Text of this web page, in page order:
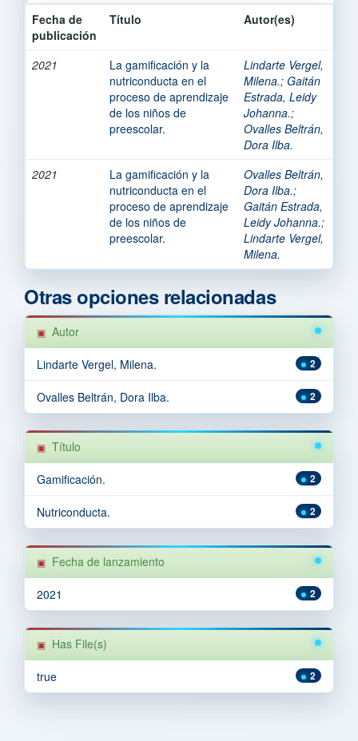
Fecha de
publicación
Título Autor(es)
2021
La gamificación y la
nutriconducta en el
proceso de aprendizaje
de los niños de
preescolar.
Lindarte Vergel,
Milena.; Gaitán
Estrada, Leidy
Johanna.;
Ovalles Beltrán,
Dora Ilba.
2021
La gamificación y la
nutriconducta en el
proceso de aprendizaje
de los niños de
preescolar.
Ovalles Beltrán,
Dora Ilba.;
Gaitán Estrada,
Leidy Johanna.;
Lindarte Vergel,
Milena.
Otras opciones relacionadas
Autor
2
Lindarte Vergel, Milena.
2
Ovalles Beltrán, Dora Ilba.
Título
2
Gamificación.
2
Nutriconducta.
Fecha de lanzamiento
2
2021
Has File(s)
2
true